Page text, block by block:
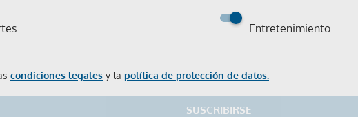
Entretenimiento
condiciones legales y la política de protección de datos.
SUSCRIBIRSE